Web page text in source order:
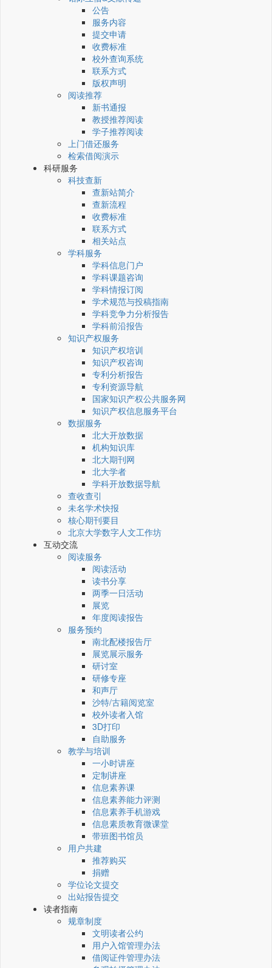
公告
服务内容
提交申请
收费标准
校外查询系统
联系方式
版权声明
阅读推荐
新书通报
教授推荐阅读
学子推荐阅读
上门借还服务
检索借阅演示
科研服务
科技查新
查新站简介
查新流程
收费标准
联系方式
相关站点
学科服务
学科信息门户
学科课题咨询
学科情报订阅
学术规范与投稿指南
学科竞争力分析报告
学科前沿报告
知识产权服务
知识产权培训
知识产权咨询
专利分析报告
专利资源导航
国家知识产权公共服务网
知识产权信息服务平台
数据服务
北大开放数据
机构知识库
北大期刊网
北大学者
学科开放数据导航
查收查引
未名学术快报
核心期刊要目
北京大学数字人文工作坊
互动交流
阅读服务
阅读活动
读书分享
两季一日活动
展览
年度阅读报告
服务预约
南北配楼报告厅
展览展示服务
研讨室
研修专座
和声厅
沙特/古籍阅览室
校外读者入馆
3D打印
自助服务
教学与培训
一小时讲座
定制讲座
信息素养课
信息素养能力评测
信息素养手机游戏
信息素质教育微课堂
带班图书馆员
用户共建
推荐购买
捐赠
学位论文提交
出站报告提交
读者指南
规章制度
文明读者公约
用户入馆管理办法
借阅证件管理办法